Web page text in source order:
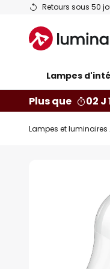
Retours sous 50
Allez
contenu
Lampes
Plus que 02 J
Lampes et luminaires